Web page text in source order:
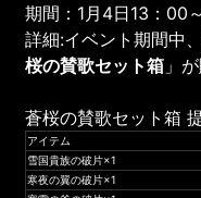
期間：1月4日13：00
詳細:イベント期間中
桜の賛歌セット箱 」
蒼桜の賛歌セット箱
アイテム
雪国貴族の破片×1
寒夜の翼の破片×1